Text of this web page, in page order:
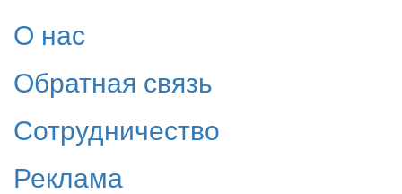
О нас
Обратная связь
Сотрудничество
Реклама